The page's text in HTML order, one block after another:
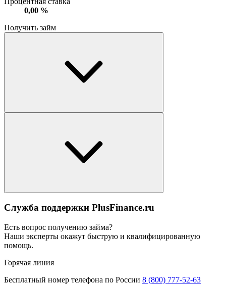
0,00 %
Получить займ
Служба поддержки PlusFinance.ru
Есть вопрос получению займа?
Наши эксперты окажут быструю и квалифицированную
помощь.
Горячая линия
Бесплатный номер телефона по России 8 (800) 777-52-63